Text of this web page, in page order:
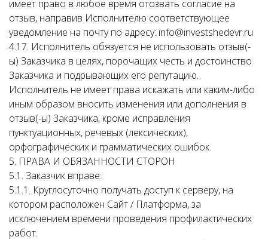
имеет право в любое время отозвать согласие на
отзыв, направив Исполнителю соответствующее
уведомление на почту по адресу: info@investshedevr.ru
4.17. Исполнитель обязуется не использовать отзыв(-
ы) Заказчика в целях, порочащих честь и достоинство
Заказчика и подрывающих его репутацию.
Исполнитель не имеет права искажать или каким-либо
иным образом вносить изменения или дополнения в
отзыв(-ы) Заказчика, кроме исправления
пунктуационных, речевых (лексических),
орфографических и грамматических ошибок.
5. ПРАВА И ОБЯЗАННОСТИ СТОРОН
5.1. Заказчик вправе:
5.1.1. Круглосуточно получать доступ к серверу, на
котором расположен Сайт / Платформа, за
исключением времени проведения профилактических
работ.